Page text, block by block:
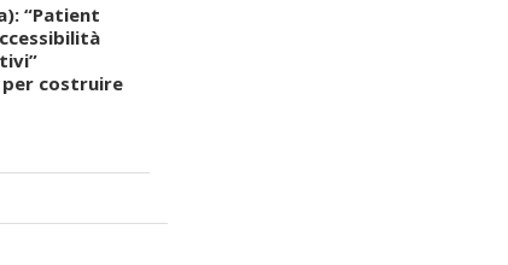
“Patient
per costruire